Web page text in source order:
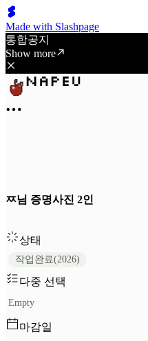
Made with Slashpage
통합공지
Show more
ㅉ님 증명사진 2인
상태
작업완료(2026)
다중 선택
Empty
마감일